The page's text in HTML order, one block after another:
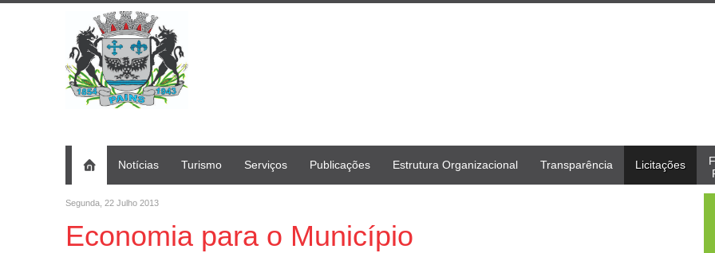
Notícias Turismo Serviços Publicações Estrutura Organizacional Transparência Licitações
Segunda, 22 Julho 2013
Economia para o Município